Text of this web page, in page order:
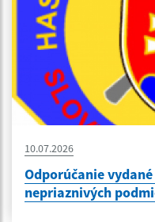
10.07.2026
Odporúčanie
nepriaznivých